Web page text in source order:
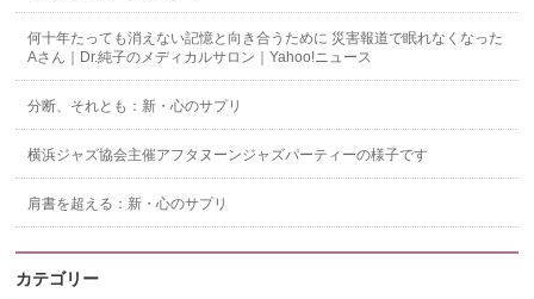
何十年たっても消えない記憶と向き合うために 災害報道で眠れなくなった
Aさん｜Dr.純子のメディカルサロン｜Yahoo!ニュース
分断、それとも：新・心のサプリ
横浜ジャズ協会主催アフタヌーンジャズパーティーの様子です
肩書を超える：新・心のサプリ
カテゴリー